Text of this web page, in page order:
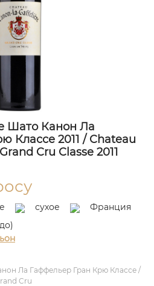
Шато Канон Ла
Классе 2011 / Chateau
Cru Classe 2011
сухое
Франция
Ла Гаффельер Гран Крю Классе /
Cru